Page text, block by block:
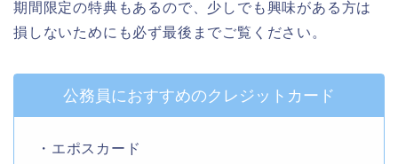
期間限定の特典もあるので、少しでも興味がある方は
損しないためにも必ず最後までご覧ください。
公務員におすすめのクレジットカード
・エポスカード